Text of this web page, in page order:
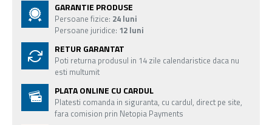
GARANTIE PRODUSE
Persoane fizice: 24 luni
Persoane juridice: 12 luni
RETUR GARANTAT
Poti returna produsul in 14 zile calendaristice daca nu
esti multumit
PLATA ONLINE CU CARDUL
Platesti comanda in siguranta, cu cardul, direct pe site,
fara comision prin Netopia Payments